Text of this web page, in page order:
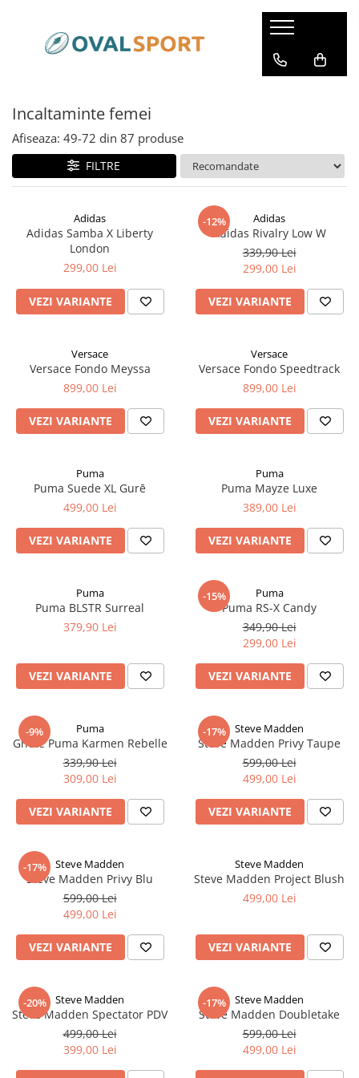
Femei
Incaltaminte
Barbati
Incaltaminte
Incaltaminte femei
Afiseaza: 49-72 din 87 produse
FILTRE
Adidas
Adidas Samba X Liberty
London
299,00 Lei
VEZI VARIANTE
-12% Adidas
Adidas Rivalry Low W
339,90 Lei
299,00 Lei
VEZI VARIANTE
Versace
Versace Fondo Meyssa
899,00 Lei
VEZI VARIANTE
Versace
Versace Fondo Speedtrack
899,00 Lei
VEZI VARIANTE
Puma
Puma Suede XL Gurē
499,00 Lei
VEZI VARIANTE
Puma
Puma Mayze Luxe
389,00 Lei
VEZI VARIANTE
Puma
Puma BLSTR Surreal
379,90 Lei
VEZI VARIANTE
-15% Puma
Puma RS-X Candy
349,90 Lei
299,00 Lei
VEZI VARIANTE
-9% Puma
Ghete Puma Karmen Rebelle
339,90 Lei
309,00 Lei
VEZI VARIANTE
-17% Steve Madden
Steve Madden Privy Taupe
599,00 Lei
499,00 Lei
VEZI VARIANTE
-17% Steve Madden
Steve Madden Privy Blu
599,00 Lei
499,00 Lei
VEZI VARIANTE
Steve Madden
Steve Madden Project Blush
499,00 Lei
VEZI VARIANTE
-20% Steve Madden
Steve Madden Spectator PDV
499,00 Lei
399,00 Lei
-17% Steve Madden
Steve Madden Doubletake
599,00 Lei
499,00 Lei